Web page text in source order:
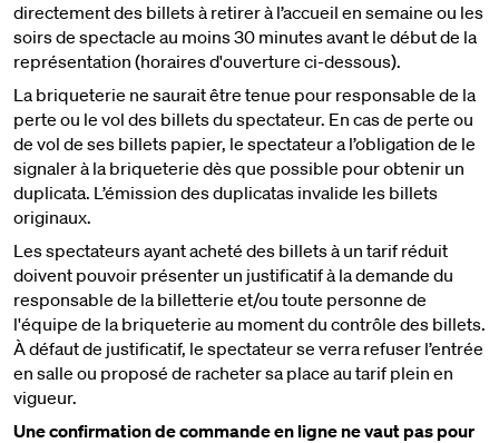
directement des billets à retirer à l’accueil en semaine ou les
soirs de spectacle au moins 30 minutes avant le début de la
représentation (horaires d'ouverture ci-dessous).
La briqueterie ne saurait être tenue pour responsable de la
perte ou le vol des billets du spectateur. En cas de perte ou
de vol de ses billets papier, le spectateur a l’obligation de le
signaler à la briqueterie dès que possible pour obtenir un
duplicata. L’émission des duplicatas invalide les billets
originaux.
Les spectateurs ayant acheté des billets à un tarif réduit
doivent pouvoir présenter un justificatif à la demande du
responsable de la billetterie et/ou toute personne de
l'équipe de la briqueterie au moment du contrôle des billets.
À défaut de justificatif, le spectateur se verra refuser l’entrée
en salle ou proposé de racheter sa place au tarif plein en
vigueur.
Une confirmation de commande en ligne ne vaut pas pour